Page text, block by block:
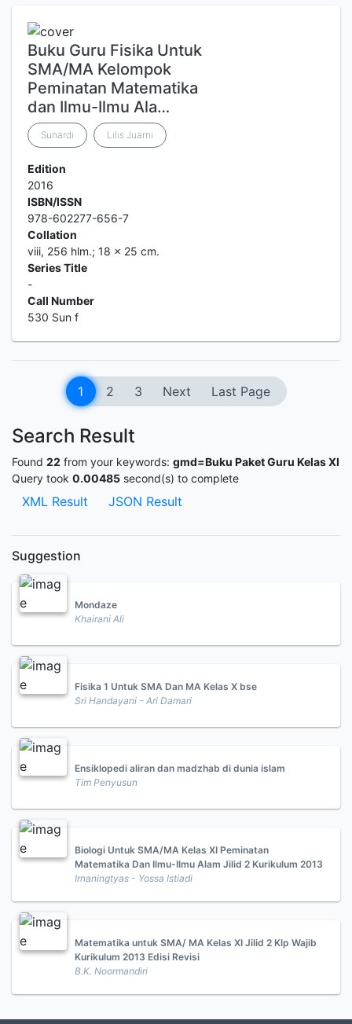
Buku Guru Fisika Untuk
SMA/MA Kelompok
Peminatan Matematika
dan Ilmu-Ilmu Ala…
Sunardi Lilis Juarni
Edition
2016
ISBN/ISSN
978-602277-656-7
Collation
viii, 256 hlm.; 18 x 25 cm.
Series Title
-
Call Number
530 Sun f
1 2 3 Next Last Page
Search Result
Found 22 from your keywords: gmd=Buku Paket Guru Kelas XI
Query took 0.00485 second(s) to complete
XML Result JSON Result
Suggestion
Mondaze
Khairani Ali
Fisika 1 Untuk SMA Dan MA Kelas X bse
Sri Handayani - Ari Damari
Ensiklopedi aliran dan madzhab di dunia islam
Tim Penyusun
Biologi Untuk SMA/MA Kelas XI Peminatan
Matematika Dan Ilmu-Ilmu Alam Jilid 2 Kurikulum 2013
Irnaningtyas - Yossa Istiadi
Matematika untuk SMA/ MA Kelas XI Jilid 2 Klp Wajib
Kurikulum 2013 Edisi Revisi
B.K. Noormandiri